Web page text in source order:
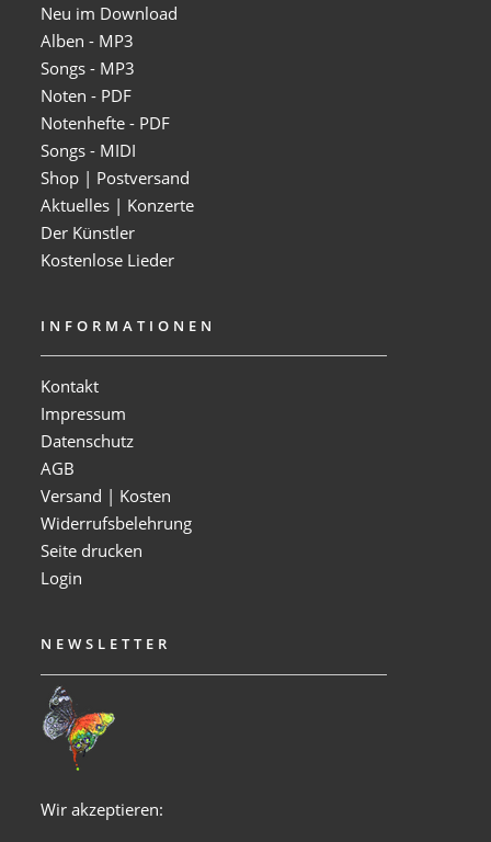
Neu im Download
Alben - MP3
Songs - MP3
Noten - PDF
Notenhefte - PDF
Songs - MIDI
Shop | Postversand
Aktuelles | Konzerte
Der Künstler
Kostenlose Lieder
INFORMATIONEN
Kontakt
Impressum
Datenschutz
AGB
Versand | Kosten
Widerrufsbelehrung
Seite drucken
Login
NEWSLETTER
Wir akzeptieren: